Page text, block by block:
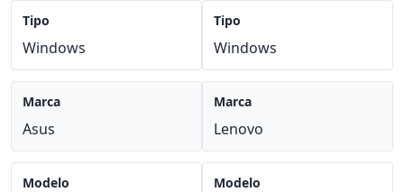
Tipo
Windows
Marca
Asus
Modelo
Tipo
Windows
Marca
Lenovo
Modelo